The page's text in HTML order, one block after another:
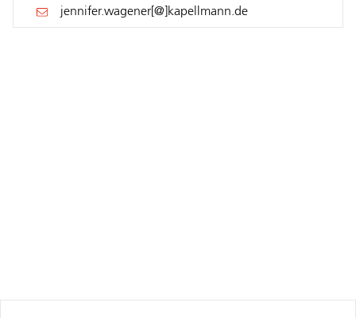
jennifer.wagener[@]kapellmann.de